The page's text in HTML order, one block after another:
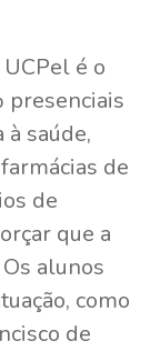
é o
presenciais
saúde,
de
de
que a
alunos
como
de